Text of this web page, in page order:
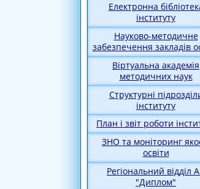
Електронна
інституту
Науково-методичне
забезпечення закладів
Віртуальна академія
методичних наук
Структурні
інституту
План і звіт роботи
ЗНО та моніторинг
освіти
Регіональний відділ
"Диплом"